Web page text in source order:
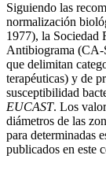
Siguiendo las
normalización
1977), la Sociedad
Antibiograma (CA-
que delimitan
terapéuticas) y de
susceptibilidad
EUCAST. Los
diámetros de las
para determinadas
publicados en este